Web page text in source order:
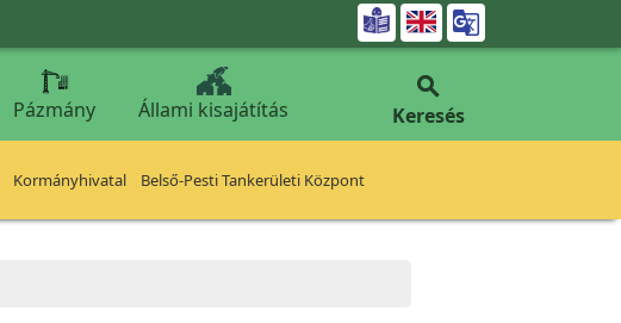

Pázmány Állami kisajátítás

Keresés
Kormányhivatal Belső-Pesti Tankerületi Központ